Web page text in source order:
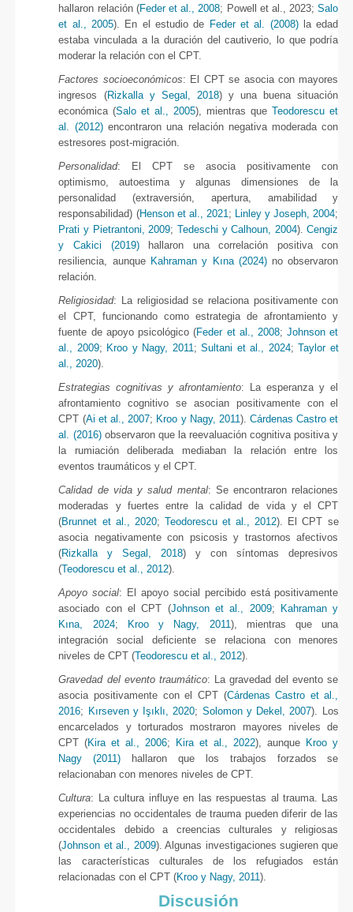
hallaron relación (Feder et al., 2008; Powell et al., 2023;Salo
et al., 2005). En el estudio de Feder et al. (2008)la edad
estaba vinculada a la duración del cautiverio, lo que podría
moderar la relación con el CPT.
Factores socioeconómicos: El CPT se asocia con mayores
ingresos (Rizkalla y Segal, 2018) y una buena situación
económica (Salo et al., 2005), mientras queTeodorescu et
al. (2012)encontraron una relación negativa moderada con
estresores post-migración.
Personalidad: El CPT se asocia positivamente con
optimismo, autoestima y algunas dimensiones de la
personalidad (extraversión, apertura, amabilidad y
responsabilidad) (Henson et al., 2021; Linley y Joseph, 2004;
Prati y Pietrantoni, 2009; Tedeschi y Calhoun, 2004).Cengiz
y Cakici (2019)hallaron una correlación positiva con
resiliencia, aunque Kahraman y Kına (2024)no observaron
relación.
Religiosidad: La religiosidad se relaciona positivamente con
el CPT, funcionando como estrategia de afrontamiento y
fuente de apoyo psicológico (Feder et al., 2008;Johnson et
al., 2009; Kroo y Nagy, 2011;Sultani et al., 2024;Taylor et
al., 2020).
Estrategias cognitivas y afrontamiento: La esperanza y el
afrontamiento cognitivo se asocian positivamente con el
CPT (Ai et al., 2007; Kroo y Nagy, 2011).Cárdenas Castro et
al. (2016)observaron que la reevaluación cognitiva positiva y
la rumiación deliberada mediaban la relación entre los
eventos traumáticos y el CPT.
Calidad de vida y salud mental: Se encontraron relaciones
moderadas y fuertes entre la calidad de vida y el CPT
(Brunnet et al., 2020; Teodorescu et al., 2012). El CPT se
asocia negativamente con psicosis y trastornos afectivos
(Rizkalla y Segal, 2018) y con síntomas depresivos
(Teodorescu et al., 2012).
Apoyo social: El apoyo social percibido está positivamente
asociado con el CPT (Johnson et al., 2009;
Kahraman y
Kına, 2024; Kroo y Nagy, 2011), mientras que una
integración social deficiente se relaciona con menores
niveles de CPT (Teodorescu et al., 2012).
Gravedad del evento traumático: La gravedad del evento se
asocia positivamente con el CPT (Cárdenas Castro et al.,
2016; Kırseven y Işıklı, 2020; Solomon y Dekel, 2007). Los
encarcelados y torturados mostraron mayores niveles de
CPT (Kira et al., 2006; Kira et al., 2022), aunque Kroo y
Nagy (2011) hallaron que los trabajos forzados se
relacionaban con menores niveles de CPT.
Cultura: La cultura influye en las respuestas al trauma. Las
experiencias no occidentales de trauma pueden diferir de las
occidentales debido a creencias culturales y religiosas
(Johnson et al., 2009). Algunas investigaciones sugieren que
las características culturales de los refugiados están
relacionadas con el CPT (Kroo y Nagy, 2011).
Discusión